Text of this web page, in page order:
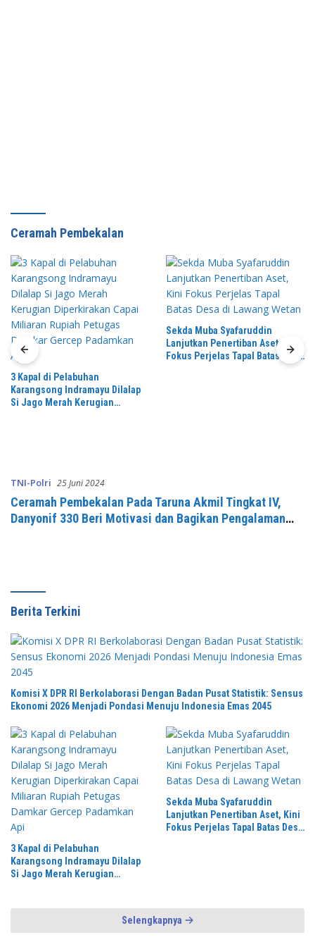
Ceramah Pembekalan
3 Kapal di Pelabuhan
Karangsong Indramayu Dilalap
Si Jago Merah Kerugian
Sekda Muba Syafaruddin
Lanjutkan Penertiban Aset, Kini
Fokus Perjelas Tapal Batas Desa
TNI-Polri 25 Juni 2024
Ceramah Pembekalan Pada Taruna Akmil Tingkat IV,
Danyonif 330 Beri Motivasi dan Bagikan Pengalaman
Berita Terkini
Komisi X DPR RI Berkolaborasi Dengan Badan Pusat Statistik: Sensus
Ekonomi 2026 Menjadi Pondasi Menuju Indonesia Emas 2045
3 Kapal di Pelabuhan
Karangsong Indramayu Dilalap
Si Jago Merah Kerugian
Padamkan Api
Sekda Muba Syafaruddin
Lanjutkan Penertiban Aset, Kini
Fokus Perjelas Tapal Batas Desa
Selengkapnya